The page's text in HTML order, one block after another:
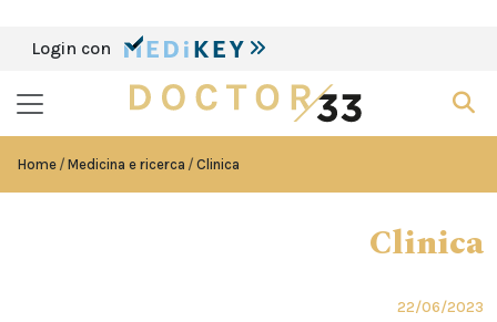
Login con
Home Medicina e ricerca Clinica
Clinica
22/06/2023